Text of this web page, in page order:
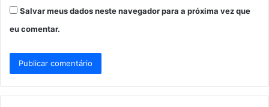
Salvar meus dados neste navegador para a próxima vez que
eu comentar.